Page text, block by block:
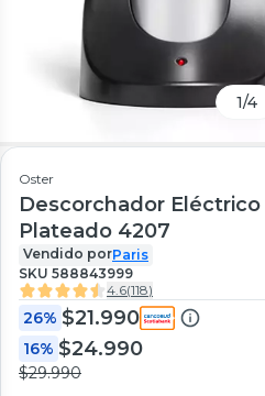
1/4
Oster
Descorchador Eléctrico
Plateado 4207
Vendido porParis
SKU 588843999
4.6(118)
26% $21.990
16% $24.990
$29.990